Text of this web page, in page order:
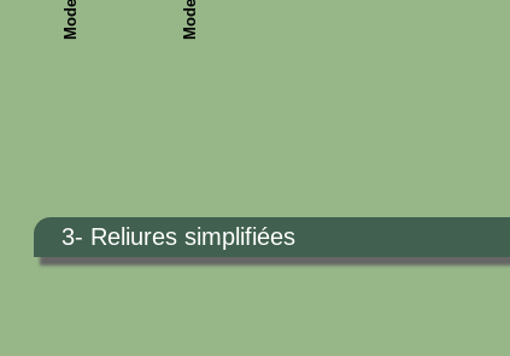
3- Reliures simplifiées